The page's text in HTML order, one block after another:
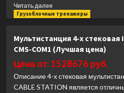
Читать далееПрочитать
больше
блочная
стойка
Hasttings
Digger
HD024-
1
Грузоблочные тренажеры
Мультистанция 4-х стековая
CMS-COM1 (Лучшая цена)
Цена от: 1528676 руб.
Описание 4-х стековая
CABLE STATION является